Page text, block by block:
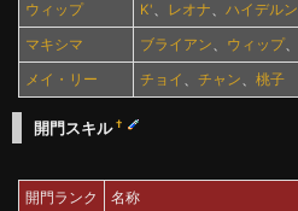
ウィップ K'、 レオナ、 ハイデルン
マキシマ ブライアン、 ウィップ、
メイ・リー チョイ 、 チャン、 桃子
開門スキル†
開門ランク 名称